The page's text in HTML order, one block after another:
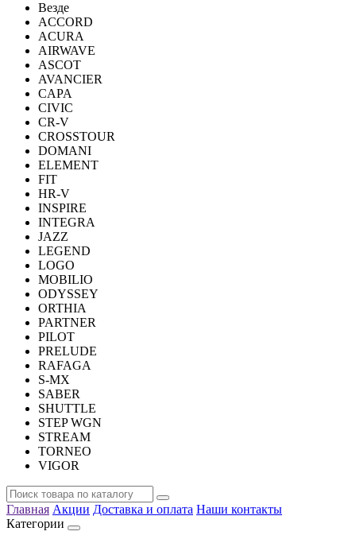
Везде
ACCORD
ACURA
AIRWAVE
ASCOT
AVANCIER
CAPA
CIVIC
CR-V
CROSSTOUR
DOMANI
ELEMENT
FIT
HR-V
INSPIRE
INTEGRA
JAZZ
LEGEND
LOGO
MOBILIO
ODYSSEY
ORTHIA
PARTNER
PILOT
PRELUDE
RAFAGA
S-MX
SABER
SHUTTLE
STEP WGN
STREAM
TORNEO
VIGOR
Главная Акции Доставка и оплата Наши контакты
Категории